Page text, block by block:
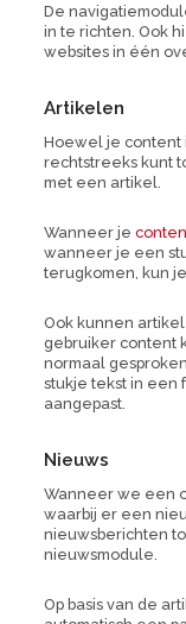
De
in te richten. Ook
websites in één
Artikelen
Hoewel je content
rechtstreeks kunt
met een artikel.
Wanneer je
wanneer je een
terugkomen, kun
Ook kunnen
gebruiker content
normaal
stukje tekst in een
aangepast.
Nieuws
Wanneer we een
waarbij er een
nieuwsberichten
nieuwsmodule.
Op basis van de